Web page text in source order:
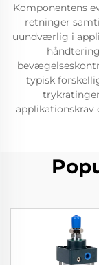
Komponentens
retninger
uundværlig i
typisk
applikationskrav